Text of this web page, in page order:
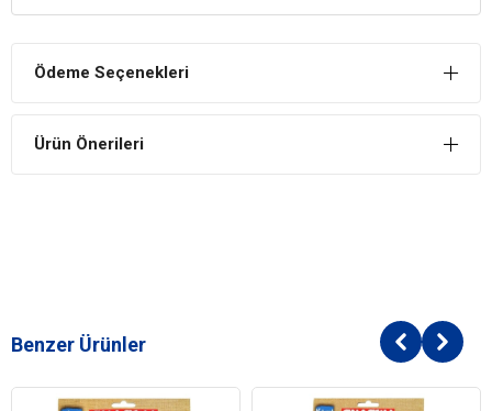
Bu ödül maması, köpeğinizin sağlıklı gelişimi için gerekli besin
köpeğinizin kas gelişimini ve genel sağlığını destekler.
Pedigree Biscrok Multi Mix, düşük kalorili bir yapıya sahiptir. Bu,
köpeğinizin ödülleri fazla kalori alımına neden olmadan almasına
Eğitim ve Antrenman İçin İdeal
Pedigree Biscrok, köpeğinize eğitim ve antrenman sırasında ödül
Ödeme Seçenekleri
Ürün Önerileri
Benzer Ürünler